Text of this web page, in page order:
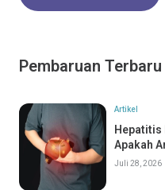
Pembaruan Terbaru
Artikel
Hepatitis
Apakah
Juli 28, 2026